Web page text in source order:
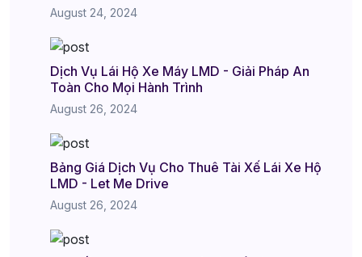
August 24, 2024
Dịch Vụ Lái Hộ Xe Máy LMD - Giải Pháp An
Toàn Cho Mọi Hành Trình
August 26, 2024
Bảng Giá Dịch Vụ Cho Thuê Tài Xế Lái Xe Hộ
LMD - Let Me Drive
August 26, 2024